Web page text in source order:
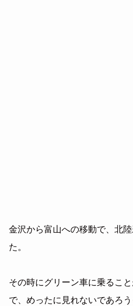
金沢から富山への移動で、北
た。
その時にグリーン車に乗るこ
で、めったに見れないであろ